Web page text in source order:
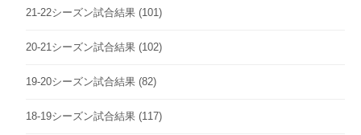
21-22シーズン試合結果 (101)
20-21シーズン試合結果 (102)
19-20シーズン試合結果 (82)
18-19シーズン試合結果 (117)